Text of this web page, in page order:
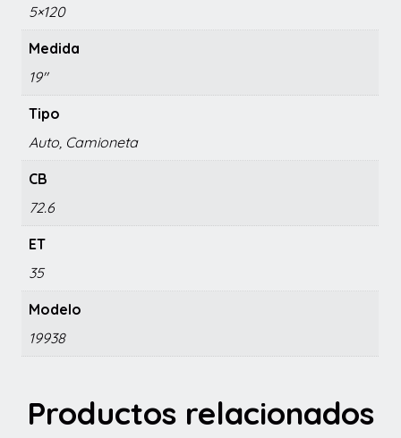
5×120
Medida
19"
Tipo
Auto, Camioneta
CB
72.6
ET
35
Modelo
19938
Productos relacionados